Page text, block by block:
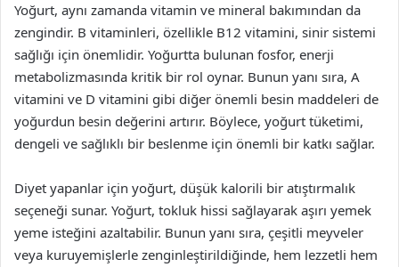
Yoğurt, aynı zamanda vitamin ve mineral bakımından da
zengindir. B vitaminleri, özellikle B12 vitamini, sinir sistemi
sağlığı için önemlidir. Yoğurtta bulunan fosfor, enerji
metabolizmasında kritik bir rol oynar. Bunun yanı sıra, A
vitamini ve D vitamini gibi diğer önemli besin maddeleri de
yoğurdun besin değerini artırır. Böylece, yoğurt tüketimi,
dengeli ve sağlıklı bir beslenme için önemli bir katkı sağlar.
Diyet yapanlar için yoğurt, düşük kalorili bir atıştırmalık
seçeneği sunar. Yoğurt, tokluk hissi sağlayarak aşırı yemek
yeme isteğini azaltabilir. Bunun yanı sıra, çeşitli meyveler
veya kuruyemişlerle zenginleştirildiğinde, hem lezzetli hem